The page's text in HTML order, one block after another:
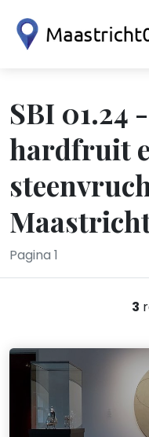
SBI 01.24
hardfruit
Pagina 1
3